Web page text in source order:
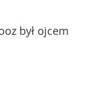
był ojcem